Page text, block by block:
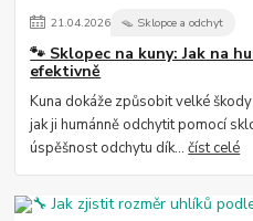
21.04.2026 🪤 Sklopce a odchyt
🐾 Sklopec na kuny: Jak na
efektivně
Kuna dokáže způsobit velké
jak ji humánně odchytit pomocí
úspěšnost odchytu dík...číst celé